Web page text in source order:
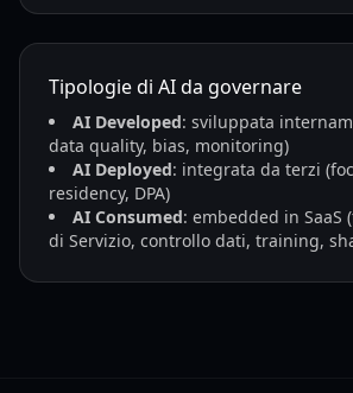
Tipologie di AI da governare
AI Developed: sviluppata
data quality, bias, monitoring)
AI Deployed: integrata da terzi
residency, DPA)
AI Consumed: embedded in SaaS
di Servizio, controllo dati, training,